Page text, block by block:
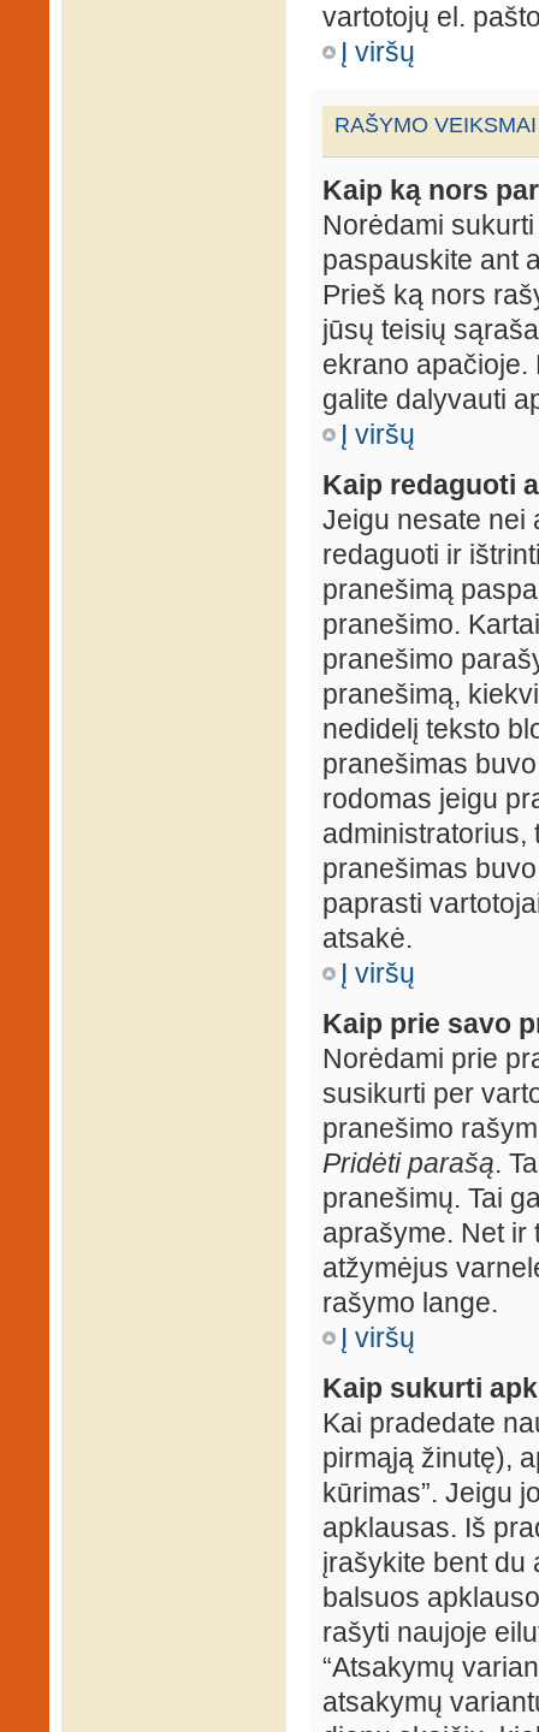
vartotojų el.
Į viršų
RAŠYMO VEIKSMAI
Kaip ką nors
Norėdami
paspauskite ant
Prieš ką nors
jūsų teisių
ekrano apačioje.
galite dalyvauti
Į viršų
Kaip redaguoti
Jeigu nesate nei
redaguoti ir
pranešimą
pranešimo.
pranešimo
pranešimą,
nedidelį teksto
pranešimas
rodomas jeigu
administratorius,
pranešimas
paprasti
atsakė.
Į viršų
Kaip prie savo
Norėdami prie
susikurti per
pranešimo
Pridėti parašą.
pranešimų. Tai
aprašyme. Net ir
atžymėjus
rašymo lange.
Į viršų
Kaip sukurti
Kai pradedate
pirmąją žinutę),
kūrimas”. Jeigu
apklausas. Iš
įrašykite bent du
balsuos
rašyti naujoje
“Atsakymų
atsakymų